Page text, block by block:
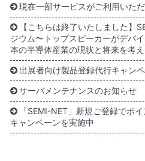
現在一部サービスがご利用いた
【こちらは終了いたしました
ジウム〜トップスピーカーがデバ
本の半導体産業の現状と将来を考
出展者向け製品登録代行キャン
サーバメンテナンスのお知らせ
「SEMI-NET」新規ご登録でポ
キャンペーンを実施中